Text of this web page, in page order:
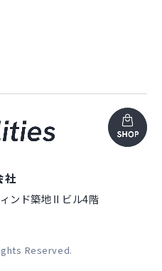
社
ンド築地Ⅱビル4階
Reserved.